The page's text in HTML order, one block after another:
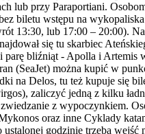
lub przy Paraportiani.
biletu wstępu na
13:30, lub 17:00 – 20:00).
się tu skarbiec
bliźniąt - Apolla i Artemis
(SeaJet) można kupić w
na Delos, tu też kupuje się
zaliczyć jedną z kilku
z wypoczynkiem.
oraz inne Cyklady
godzinie trzeba wejść